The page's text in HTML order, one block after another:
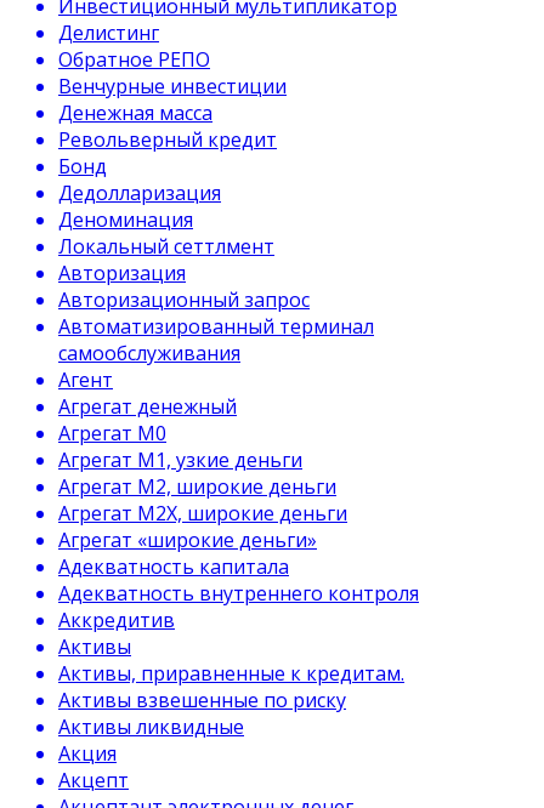
Инвестиционный мультипликатор
Делистинг
Обратное РЕПО
Венчурные инвестиции
Денежная масса
Револьверный кредит
Бонд
Дедолларизация
Деноминация
Локальный сеттлмент
Авторизация
Авторизационный запрос
Автоматизированный терминал
самообслуживания
Агент
Агрегат денежный
Агрегат М0
Агрегат М1, узкие деньги
Агрегат М2, широкие деньги
Агрегат М2Х, широкие деньги
Агрегат «широкие деньги»
Адекватность капитала
Адекватность внутреннего контроля
Аккредитив
Активы
Активы, приравненные к кредитам.
Активы взвешенные по риску
Активы ликвидные
Акция
Акцепт